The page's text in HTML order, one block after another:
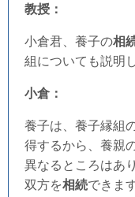
教授：
小倉君、養子の相
組についても説明
小倉：
養子は、養子縁組
得するから、養親
異なるところはあ
双方を相続できま